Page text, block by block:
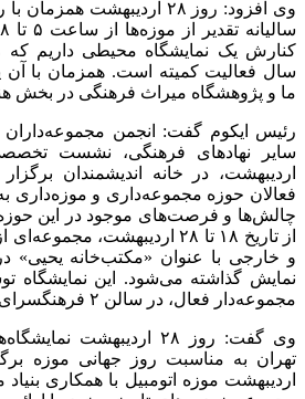
وی افزود: روز ۲۸ اردیبهشت
کنارش یک نمایشگاه محیطی داریم که
سال فعالیت کمیته است. همزمان با آن
ما و پژوهشگاه میراث فرهنگی در بخش
رئیس ایکوم گفت: انجمن مجموعه‌داران
اردیبهشت، در خانه اندیشمندان
فعالان حوزه مجموعه‌داری و موزه‌داری
چالش‌ها و فرصت‌های موجود در این
از تاریخ ۱۸ تا ۲۸ اردیبهشت،
و خارجی با عنوان «مکتب‌خانه یحیی»
نمایش گذاشته می‌شود. این نمایشگاه
مجموعه‌دار فعال، در سالن ۲ فرهنگسرای نیاوران برگزار می‌شود.
وی گفت: روز ۲۸ اردیبهشت
اردیبهشت موزه اتومبیل با همکاری